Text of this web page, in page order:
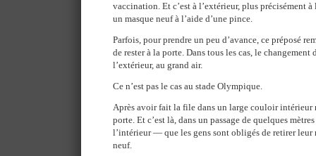
vaccination. Et c’est à l’extérieur, plus précisément à
un masque neuf à l’aide d’une pince.
Parfois, pour prendre un peu d’avance, ce préposé
de rester à la porte. Dans tous les cas, le changement
l’extérieur, au grand air.
Ce n’est pas le cas au stade Olympique.
Après avoir fait la file dans un large couloir intérieur
porte. Et c’est là, dans un passage de quelques
l’intérieur — que les gens sont obligés de retirer leur
neuf.